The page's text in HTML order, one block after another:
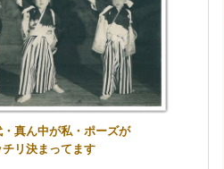
真ん中が私・ポーズが
チリ決まってます